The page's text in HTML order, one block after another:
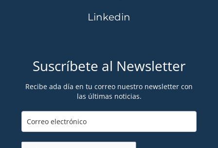
Linkedin
Suscríbete al Newsletter
Recibe ada día en tu correo nuestro newsletter con
las últimas noticias.